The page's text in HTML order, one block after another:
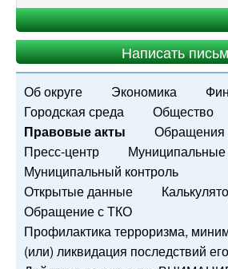
Написать
Об округе Экономика
Городская среда
Общество
Правовые акты
Обращения
Пресс-центр
Муниципальные
Муниципальный контроль
Открытые данные
Обращение с ТКО
Профилактика терроризма,
(или) ликвидация последствий